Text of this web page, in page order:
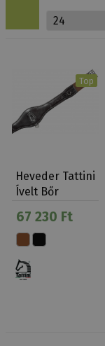
Top
Heveder Tattini
Ívelt Bőr
67 230 Ft